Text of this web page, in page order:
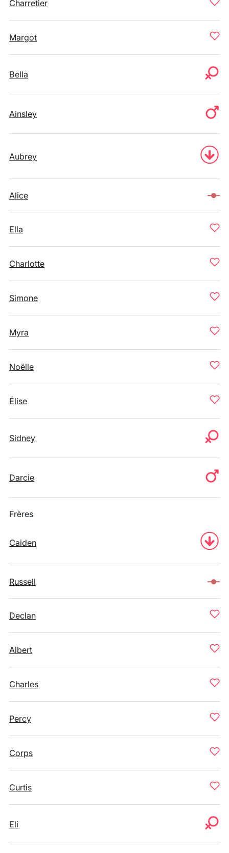
Charretier
Margot
Bella
Ainsley
Aubrey
Alice
Ella
Charlotte
Simone
Myra
Noëlle
Élise
Sidney
Darcie
Frères
Caiden
Russell
Declan
Albert
Charles
Percy
Corps
Curtis
Eli